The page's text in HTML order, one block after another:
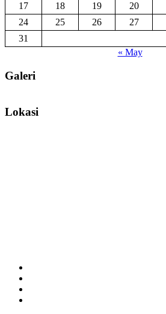
17
18 19 20
24
25 26 27
31
« May
Galeri
Lokasi